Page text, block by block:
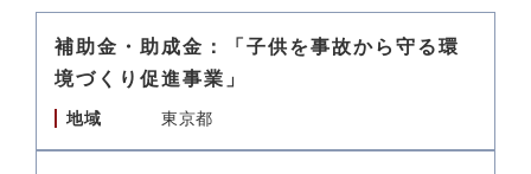
補助金・助成金：「子供を事故から守る環
境づくり促進事業」
地域 東京都